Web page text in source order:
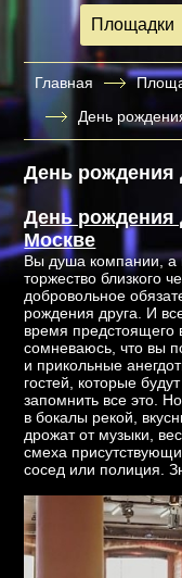
Площадки
Главная
День
День рождения
День рождения
Москве
Вы душа компании, а
торжество близкого
добровольное
рождения друга. И
время предстоящего
сомневаюсь, что вы
и прикольные
гостей, которые
запомнить все это.
в бокалы рекой,
дрожат от музыки,
смеха
сосед или полиция.